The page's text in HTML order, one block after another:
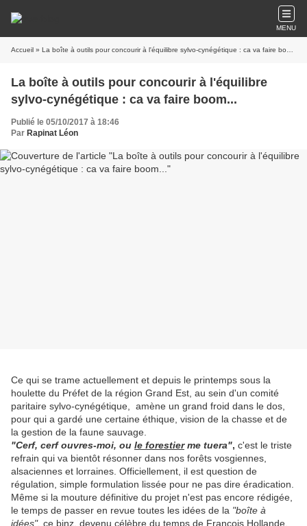
MENU
Accueil » La boîte à outils pour concourir à l'équilibre sylvo-cynégétique : ca va faire boom...
La boîte à outils pour concourir à l'équilibre
sylvo-cynégétique : ca va faire boom...
Publié le 05/10/2017 à 18:46
Par Rapinat Léon
Ce qui se trame actuellement et depuis le printemps sous la
houlette du Préfet de la région Grand Est, au sein d'un comité
paritaire sylvo-cynégétique, amène un grand froid dans le dos,
pour qui a gardé une certaine éthique, vision de la chasse et de
la gestion de la faune sauvage.
"Cerf, cerf ouvres-moi, ou le forestierme tuera", c'est le triste
refrain qui va bientôt résonner dans nos forêts vosgiennes,
alsaciennes et lorraines. Officiellement, il est question de
régulation, simple formulation lissée pour ne pas dire éradication.
Même si la mouture définitive du projet n'est pas encore rédigée,
le temps de passer en revue toutes les idées de la "boîte à
idées", ce binz, devenu célèbre du temps de François Hollande,